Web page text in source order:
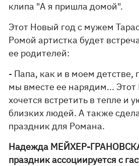
клипа "А я пришла домой".
Этот Новый год с мужем
Ромой артистка будет
ее родителей:
- Папа, как и в моем детстве,
мы вместе ее нарядим...
хочется встретить в тепле и
близких людей. А также
праздник для Романа.
Надежда МЕЙХЕР-
праздник ассоциируется с